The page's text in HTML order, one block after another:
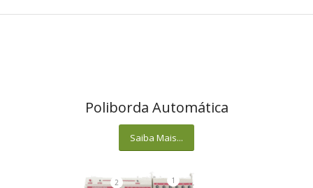
Poliborda Automática
Saiba Mais...
1
2